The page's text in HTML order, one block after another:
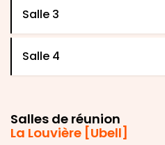
Salle 3
Salle 4
Salles de réunion
La Louvière [Ubell]